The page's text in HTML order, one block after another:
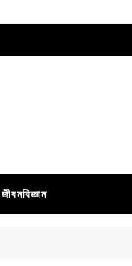
জীবনবিজ্ঞান